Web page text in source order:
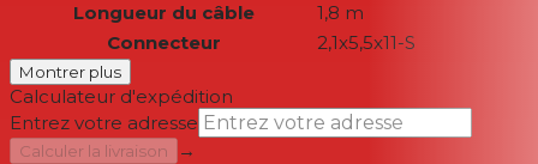
Longueur du câble
1,8 m
Connecteur
2,1x5,5x11-S
Montrer plus
Calculateur d'expédition
Entrez votre adresse
Calculer la livraison
→